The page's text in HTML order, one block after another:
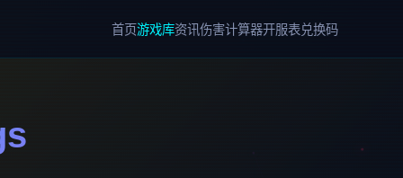
首页游戏库资讯伤害计算器开服表兑换码